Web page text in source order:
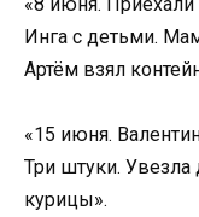
Инга с детьми.
Артём взял
«15 июня.
Три штуки. Увезла
курицы».